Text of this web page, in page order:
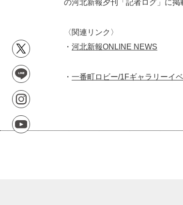
の河北新報夕刊「記者ログ」に掲
〈関連リンク〉
・ 河北新報ONLINE NEWS
・ 一番町ロビー/1Fギャラリーイ